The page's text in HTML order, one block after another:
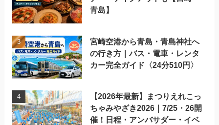
青島】
宮崎空港から青島・青島神社へ
の行き方｜バス・電車・レンタ
カー完全ガイド〈24分510円〉
【2026年最新】まつりえれこっ
ちゃみやざき2026｜7/25・26開
催！日程・アンバサダー・イベ